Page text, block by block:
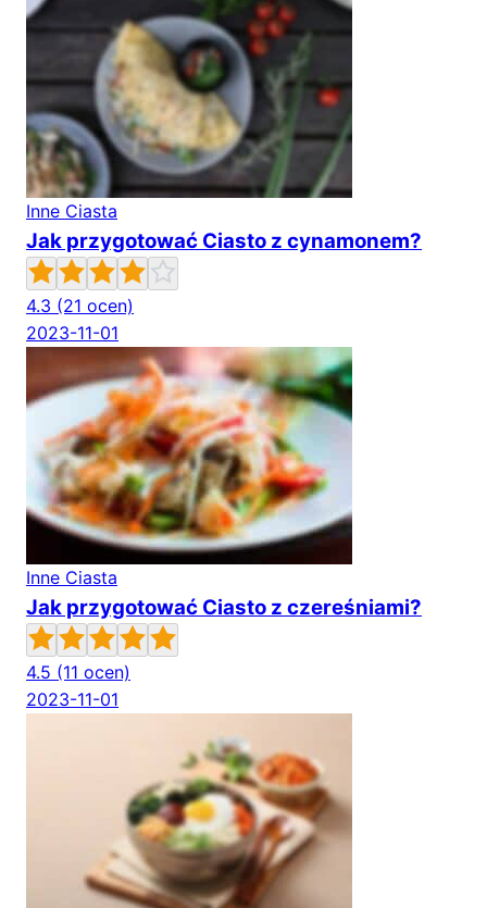
Inne Ciasta
Jak przygotować Ciasto z cynamonem?
4.3 (21 ocen)
2023-11-01
Inne Ciasta
Jak przygotować Ciasto z czereśniami?
4.5 (11 ocen)
2023-11-01